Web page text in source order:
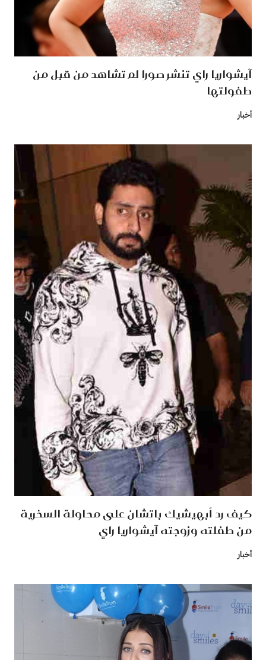
آيشواريا راي تنشر صورا لم تشاهد من قبل من
طفولتها
أخبار
كيف رد أبهيشيك باتشان على محاولة السخرية
من طفلته وزوجته آيشواريا راي
أخبار